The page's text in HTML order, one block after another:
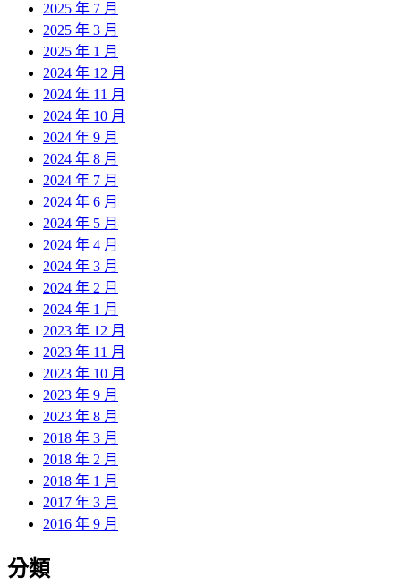
2025 年 7 月
2025 年 3 月
2025 年 1 月
2024 年 12 月
2024 年 11 月
2024 年 10 月
2024 年 9 月
2024 年 8 月
2024 年 7 月
2024 年 6 月
2024 年 5 月
2024 年 4 月
2024 年 3 月
2024 年 2 月
2024 年 1 月
2023 年 12 月
2023 年 11 月
2023 年 10 月
2023 年 9 月
2023 年 8 月
2018 年 3 月
2018 年 2 月
2018 年 1 月
2017 年 3 月
2016 年 9 月
分類